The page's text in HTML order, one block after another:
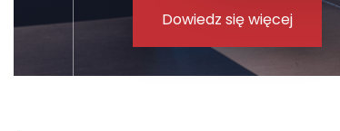
Dowiedz się więcej